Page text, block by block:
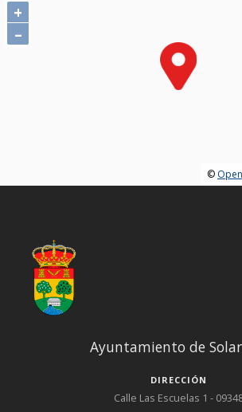
+
–
©
Ayuntamiento de
DIRECCIÓN
Calle Las Escuelas 1 -